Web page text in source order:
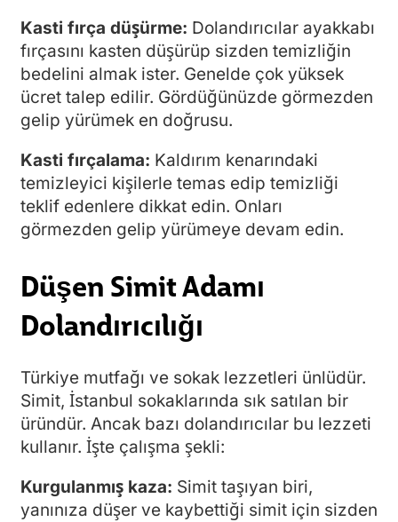
Kasti fırça düşürme: Dolandırıcılar ayakkabı
fırçasını kasten düşürüp sizden temizliğin
bedelini almak ister. Genelde çok yüksek
ücret talep edilir. Gördüğünüzde görmezden
gelip yürümek en doğrusu.
Kasti fırçalama: Kaldırım kenarındaki
temizleyici kişilerle temas edip temizliği
teklif edenlere dikkat edin. Onları
görmezden gelip yürümeye devam edin.
Düşen Simit Adamı
Dolandırıcılığı
Türkiye mutfağı ve sokak lezzetleri ünlüdür.
Simit, İstanbul sokaklarında sık satılan bir
üründür. Ancak bazı dolandırıcılar bu lezzeti
kullanır. İşte çalışma şekli:
Kurgulanmış kaza: Simit taşıyan biri,
yanınıza düşer ve kaybettiği simit için sizden